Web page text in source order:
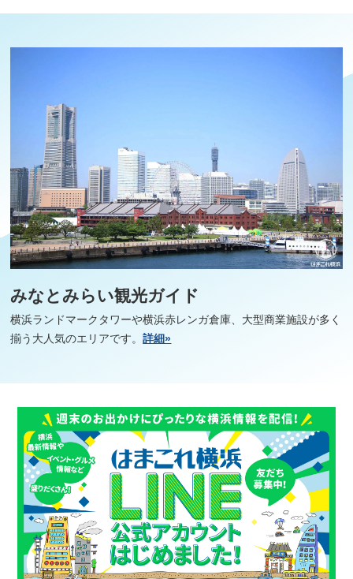
みなとみらい観光ガイド
横浜ランドマークタワーや横浜赤レンガ倉庫、大型商業施設が多く
揃う大人気のエリアです。詳細»